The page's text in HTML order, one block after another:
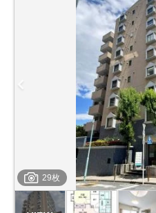
29枚